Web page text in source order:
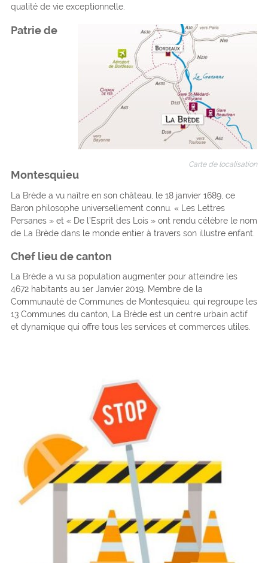
qualité de vie exceptionnelle.
Carte de localisation
Patrie de
Montesquieu
La Brède a vu naître en son château, le 18 janvier 1689, ce
Baron philosophe universellement connu. « Les Lettres
Persanes » et « De l’Esprit des Lois » ont rendu célèbre le nom
de La Brède dans le monde entier à travers son illustre enfant.
Chef lieu de canton
La Brède a vu sa population augmenter pour atteindre les
4672 habitants au 1er Janvier 2019. Membre de la
Communauté de Communes de Montesquieu, qui regroupe les
13 Communes du canton, La Brède est un centre urbain actif
et dynamique qui offre tous les services et commerces utiles.